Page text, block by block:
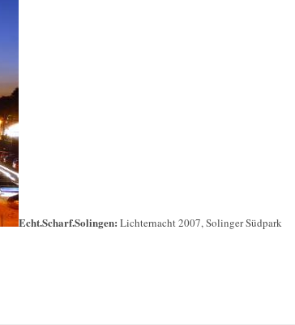
Echt.Scharf.Solingen: Lichternacht 2007, Solinger Südpark